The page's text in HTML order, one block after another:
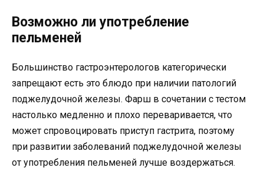
Возможно ли употребление
пельменей
Большинство гастроэнтерологов категорически
запрещают есть это блюдо при наличии патологий
поджелудочной железы. Фарш в сочетании с тестом
настолько медленно и плохо переваривается, что
может спровоцировать приступ гастрита, поэтому
при развитии заболеваний поджелудочной железы
от употребления пельменей лучше воздержаться.